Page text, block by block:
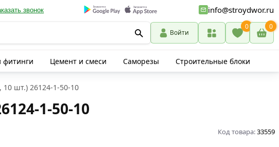
звонок info@stroydwor.ru
Войти
0 0
фитинги Цемент и смеси Саморезы Строительные блоки
шт.) 26124-1-50-10
1-50-10
Код товара:33559